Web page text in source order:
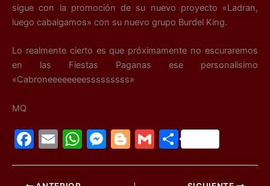
sigue con la promoción de su nuevo proyecto «Ladran,
luego cabalgamos» con su nuevo grupo Burdel King.
Lo realmente cierto es que próximamente no escuraremos
en las Fiestas Paganas ese personalisimo
«Cabroneeeeeeeesssssssss»
MQ
F
c
E
ai
W M Bl
g
G C
m